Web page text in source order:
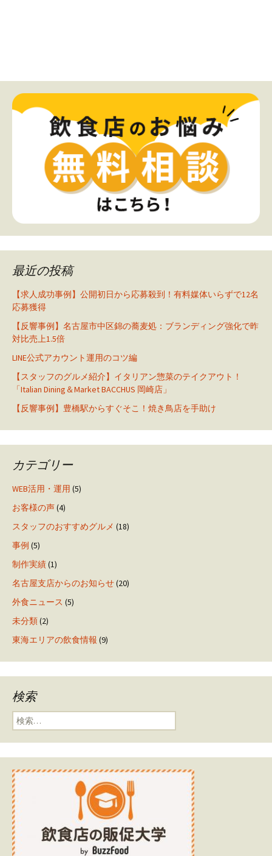
最近の投稿
【求人成功事例】公開初日から応募殺到！有料媒体いらずで12名
応募獲得
【反響事例】名古屋市中区錦の蕎麦処：ブランディング強化で昨
対比売上1.5倍
LINE公式アカウント運用のコツ編
【スタッフのグルメ紹介】イタリアン惣菜のテイクアウト！
「Italian Dining＆Market BACCHUS 岡崎店」
【反響事例】豊橋駅からすぐそこ！焼き鳥店を手助け
カテゴリー
WEB活用・運用 (5)
お客様の声(4)
スタッフのおすすめグルメ (18)
事例 (5)
制作実績(1)
名古屋支店からのお知らせ(20)
外食ニュース (5)
未分類(2)
東海エリアの飲食情報 (9)
検索
検索: